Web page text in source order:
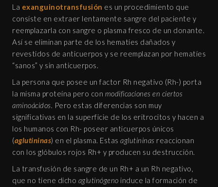
La exanguinotransfusión es un procedimiento que
consiste en extraer lentamente sangre del paciente y
reemplazarla con sangre o plasma fresco de un donante.
Así se eliminan parte de los hematíes dañados y
revestidos de anticuerpos y se reemplazan por hematíes
“sanos” y sin anticuerpos.
La persona que posee un factor Rh negativo (Rh-) porta
la misma proteína pero con modificaciones en ciertos
aminoácidos. Pero estas diferencias son muy
significativas en la superficie de los eritrocitos y hacen a
los humanos con Rh- poseer anticuerpos únicos
(aglutininas) en el plasma. Estas aglutininas reaccionan
con los glóbulos rojos Rh+ y producen su destrucción.
La transfusión de sangre de un Rh+ a un Rh negativo,
que no tiene dicho aglutinógeno induce la formación de